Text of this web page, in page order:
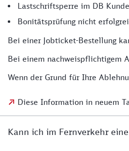
Lastschriftsperre im DB
Bonitätsprüfung nicht
Bei einer Jobticket-Bestellung
Bei einem nachweispflichtigem
Wenn der Grund für Ihre
Diese Information in neuem
Kann ich im Fernverkehr